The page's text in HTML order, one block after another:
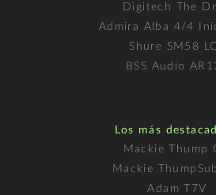
Digitech The
Admira Alba 4/4
Shure SM58
BSS Audio
Los más
Mackie Thump
Mackie
Adam T7V